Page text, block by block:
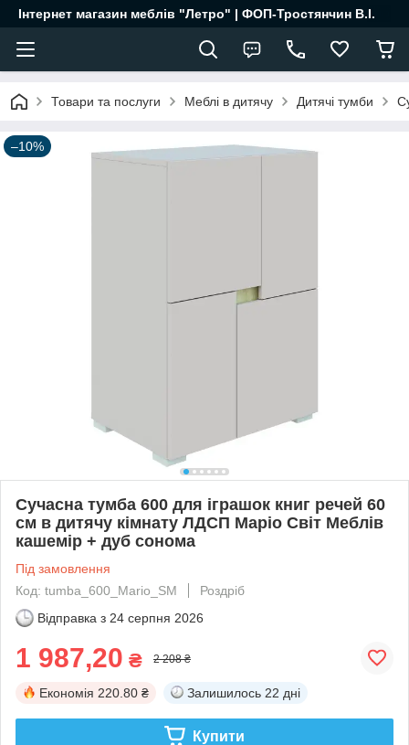
Інтернет магазин меблів "Летро" | ФОП-Тростянчин В.І.
Товари та послуги Меблі в дитячу Дитячі тумби
–10%
Сучасна тумба 600 для іграшок книг речей 60
см в дитячу кімнату ЛДСП Маріо Світ Меблів
кашемір + дуб сонома
Під замовлення
Код: tumba_600_Mario_SM
Роздріб
Відправка з 24 серпня 2026
1 987,20 ₴ 2 208 ₴
Економія 220.80 ₴ Залишилось 22 дні
Купити